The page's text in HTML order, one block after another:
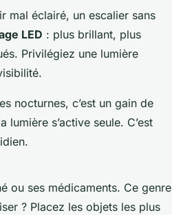
mal éclairé, un escalier sans
LED : plus brillant, plus
Privilégiez une lumière
nocturnes, c’est un gain de
s’active seule. C’est
ou ses médicaments. Ce genre
? Placez les objets les plus